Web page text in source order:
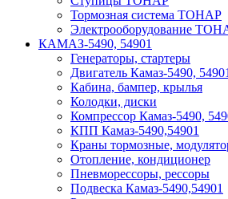
Тормозная система ТОНАР
Электрооборудование
КАМАЗ-5490, 54901
Генераторы, стартеры
Двигатель Камаз-5490, 54901
Кабина, бампер, крылья
Колодки, диски
Компрессор Камаз-5490,
КПП Камаз-5490,54901
Краны тормозные,
Отопление, кондиционер
Пневморессоры, рессоры
Подвеска Камаз-5490,54901